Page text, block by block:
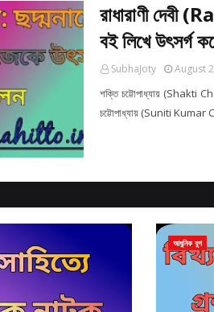
রাধারাণী
বই লিখে উৎসর্গ
SubhaJoty August
শক্তি চট্টোপাধ্যায় (Shakti
চট্টোপাধ্যায় (Suniti
আধুনিক যুগ